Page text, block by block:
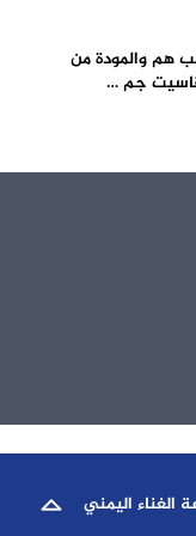
هم والمودة من
قاسيت جم …
اليمني